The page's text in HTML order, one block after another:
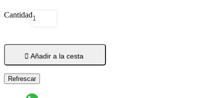
Cantidad
 Añadir a la cesta